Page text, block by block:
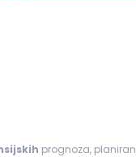
prognoza,